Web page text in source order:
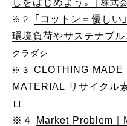
しをはじめよう。
｜株式
※２
「コットン＝優しい
環境負荷やサステナブル
クラダシ
※３ CLOTHING
MATERIAL リサイクル
ロ
※４
Market Problem｜